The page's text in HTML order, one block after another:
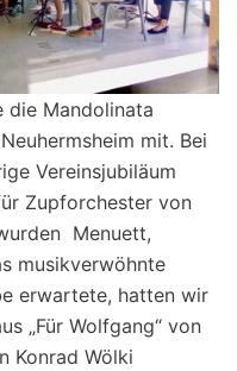
die Mandolinata
mit. Bei
Vereinsjubiläum
Zupforchester von
Menuett,
musikverwöhnte
erwartete, hatten wir
„Für Wolfgang“ von
Konrad Wölki